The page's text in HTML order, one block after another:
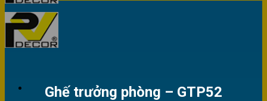
Ghế trưởng phòng – GTP52